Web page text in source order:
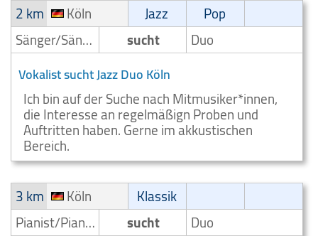
2 km
Köln Jazz
Pop
Sänger/Sängerin
sucht Duo
Vokalist sucht Jazz Duo Köln
Ich bin auf der Suche nach Mitmusiker*innen,
die Interesse an regelmäßign Proben und
Auftritten haben. Gerne im akkustischen
Bereich.
3 km
Köln
Klassik
Pianist/Pianospieler
sucht
Duo